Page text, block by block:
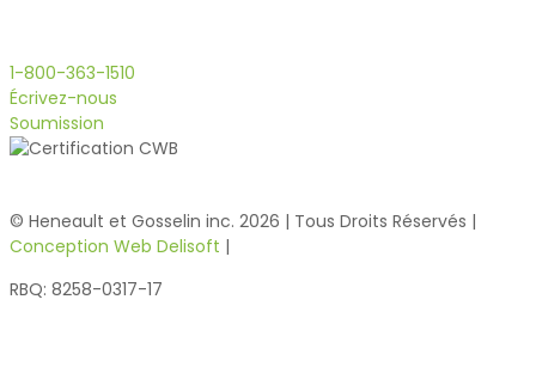
1-800-363-1510
Écrivez-nous
Soumission
© Heneault et Gosselin inc. 2026 | Tous Droits Réservés |
Conception Web Delisoft |
RBQ: 8258-0317-17